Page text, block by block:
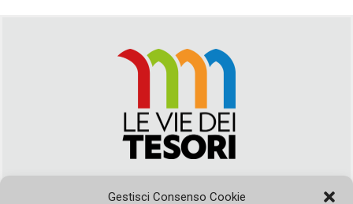
Gestisci Consenso Cookie
segreteria@leviedeitesori.it